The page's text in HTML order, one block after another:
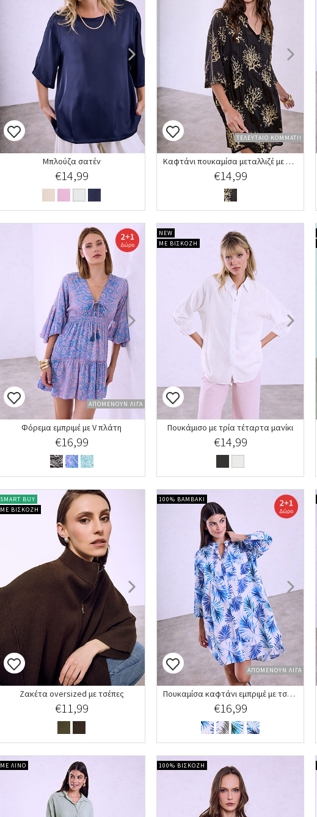
Μπλούζα σατέν
€14,99
ΤΕΛΕΥΤΑΙΟ ΚΟΜΜΑΤΙ!
Καφτάνι πουκαμίσα μεταλλιζέ με πιέτες
€14,99
ΑΠΟΜΕΝΟΥΝ ΛΙΓΑ
Φόρεμα εμπριμέ με V πλάτη
€16,99
NEW
ΜΕ ΒΙΣΚΟΖΗ
Πουκάμισο με τρία τέταρτα μανίκι
€14,99
SMART BUY
ΜΕ ΒΙΣΚΟΖΗ
Ζακέτα oversized με τσέπες
€11,99
100% ΒΑΜΒΑΚΙ
ΑΠΟΜΕΝΟΥΝ ΛΙΓΑ
Πουκαμίσα καφτάνι εμπριμέ με τσέπες
€16,99
ΜΕ ΛΙΝΟ 100% ΒΙΣΚΟΖΗ